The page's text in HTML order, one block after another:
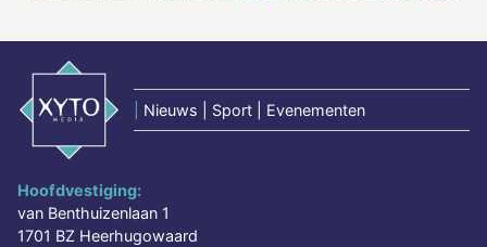
Nieuws | Sport | Evenementen
Hoofdvestiging:
van Benthuizenlaan 1
1701 BZ Heerhugowaard